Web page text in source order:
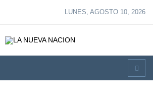
LUNES, AGOSTO 10, 2026